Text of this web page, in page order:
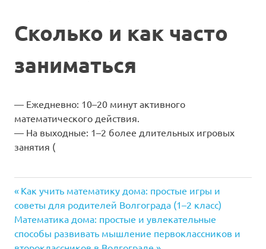
Сколько и как часто
заниматься
— Ежедневно: 10–20 минут активного
математического действия.
— На выходные: 1–2 более длительных игровых
занятия (
Навигация
по
записям
Предыдущая
запись:
Как учить математику дома: простые игры и
советы для родителей Волгограда (1–2 класс)
Следующая
запись:
Математика дома: простые и увлекательные
способы развивать мышление первоклассников и